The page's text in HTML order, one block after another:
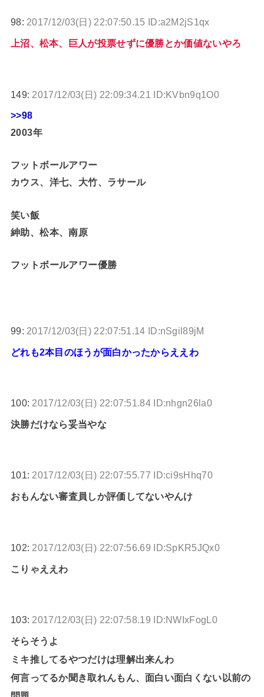
98: 2017/12/03(日) 22:07:50.15 ID:a2M2jS1qx
上沼、松本、巨人が投票せずに優勝とか価値ないやろ
149: 2017/12/03(日) 22:09:34.21 ID:KVbn9q1O0
>>98
2003年
フットボールアワー
カウス、洋七、大竹、ラサール
笑い飯
紳助、松本、南原
フットボールアワー優勝
99: 2017/12/03(日) 22:07:51.14 ID:nSgil89jM
どれも2本目のほうが面白かったからええわ
100: 2017/12/03(日) 22:07:51.84 ID:nhgn26la0
決勝だけなら妥当やな
101: 2017/12/03(日) 22:07:55.77 ID:ci9sHhq70
おもんない審査員しか評価してないやんけ
102: 2017/12/03(日) 22:07:56.69 ID:SpKR5JQx0
こりゃええわ
103: 2017/12/03(日) 22:07:58.19 ID:NWIxFogL0
そらそうよ
ミキ推してるやつだけは理解出来んわ
何言ってるか聞き取れんもん、面白い面白くない以前の